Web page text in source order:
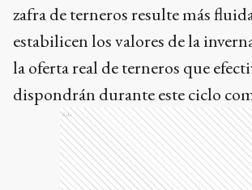
zafra de terneros resulte más
estabilicen los valores de la
la oferta real de terneros que
dispondrán durante este ciclo
Ads